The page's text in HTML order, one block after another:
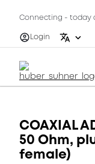
Connecting - today
Login
COAXIAL
50 Ohm,
female)